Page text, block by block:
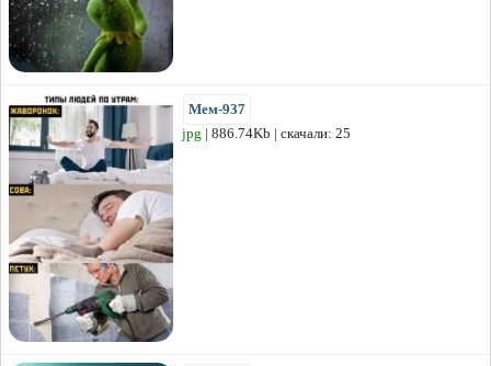
Мем-937
jpg | 886.74Kb | скачали: 25